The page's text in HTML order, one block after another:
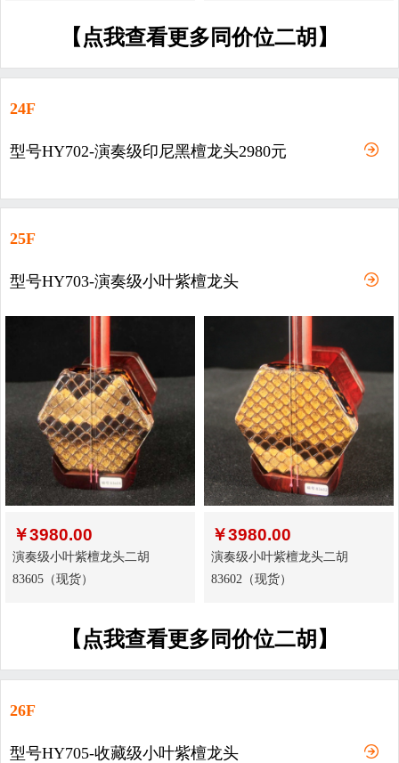
【点我查看更多同价位二胡】
24F
型号HY702-演奏级印尼黑檀龙头2980元
25F
型号HY703-演奏级小叶紫檀龙头
￥3980.00
演奏级小叶紫檀龙头二胡
83605（现货）
￥3980.00
演奏级小叶紫檀龙头二胡
83602（现货）
【点我查看更多同价位二胡】
26F
型号HY705-收藏级小叶紫檀龙头